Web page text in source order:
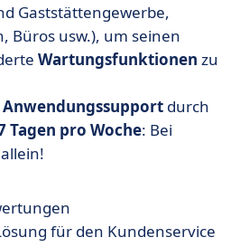
Gaststättengewerbe,
Büros usw.), um seinen
Wartungsfunktionen zu
Anwendungssupport durch
Tagen pro Woche: Bei
für den Kundenservice